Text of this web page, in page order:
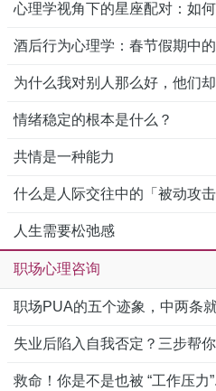
心理学视角下的星座配对：如
酒后行为心理学：春节假期中
为什么我对别人那么好，他们
情绪稳定的根本是什么？
共情是一种能力
什么是人际交往中的「被动攻
人生需要松弛感
职场心理咨询
职场PUA的五个迹象，中两条
失业后陷入自我否定？三步帮
救命！你是不是也被 “工作压力